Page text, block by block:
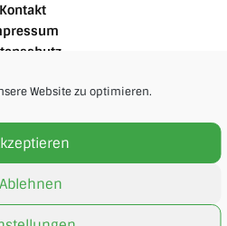
Website zu optimieren.
Ablehnen
Kontakt
Mitglieder